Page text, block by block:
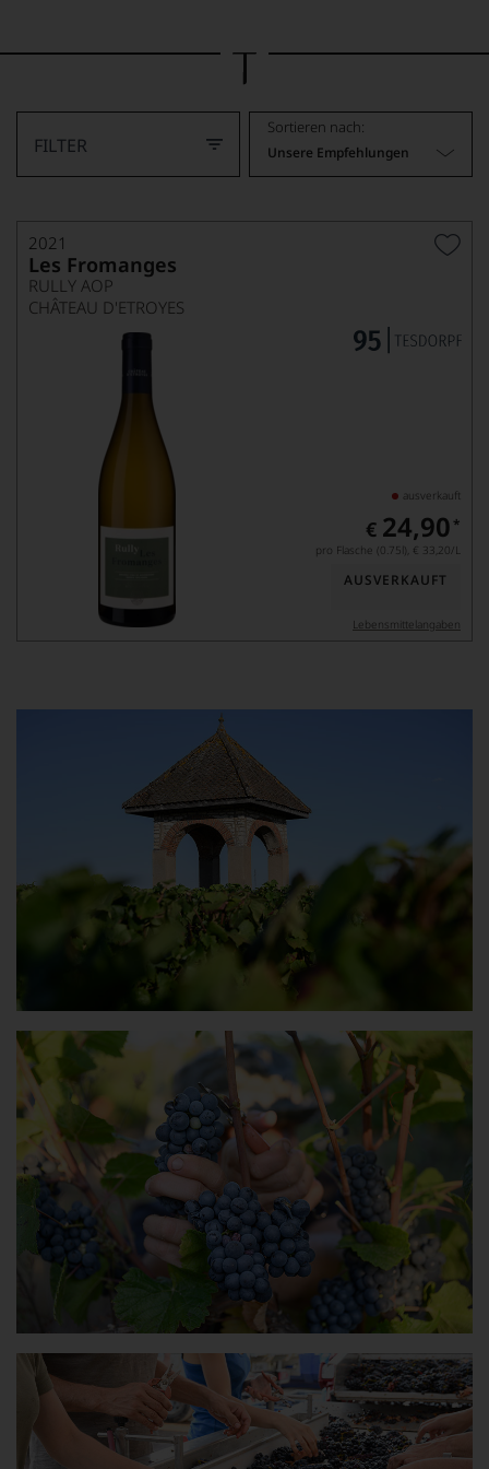
von
FILTER
Sortieren nach:
Unsere Empfehlungen
2021
Les Fromanges
RULLY AOP
CHÂTEAU D'ETROYES
ausverkauft
€ 24,90 *
pro Flasche (0.75l), € 33,20/L
AUSVERKAUFT
Lebensmittel­angaben